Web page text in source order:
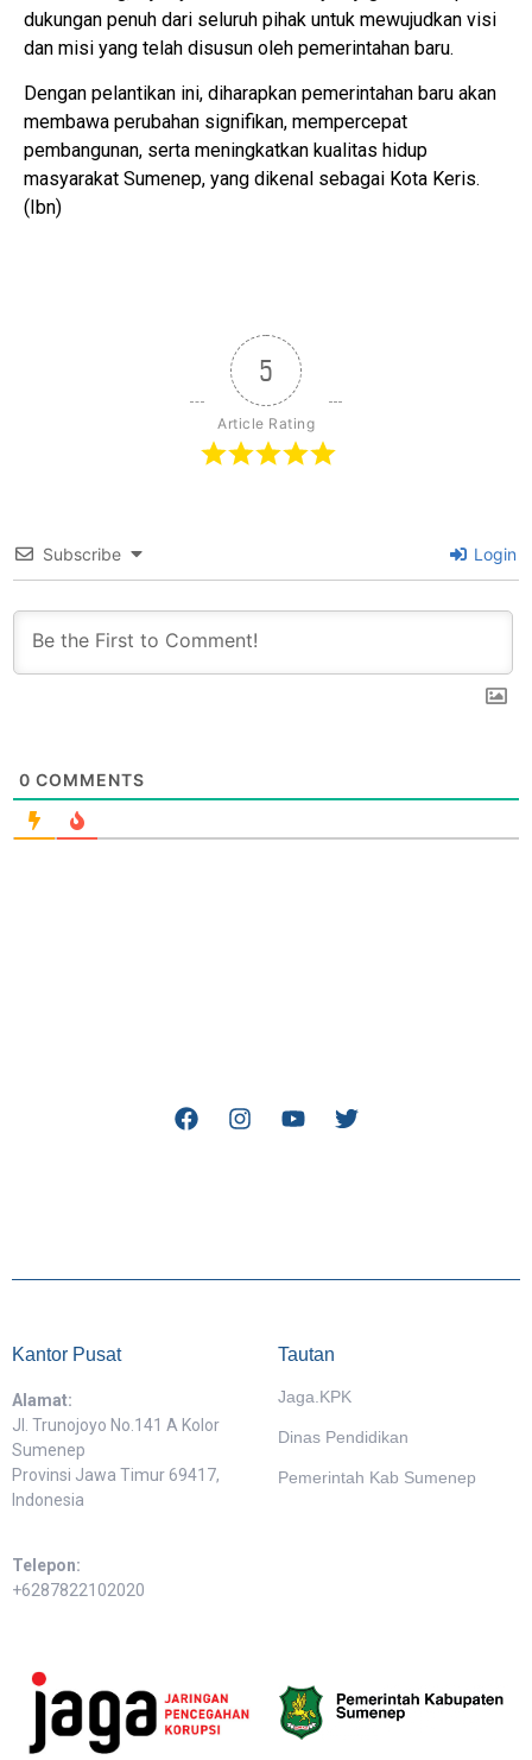
dukungan penuh dari seluruh pihak untuk mewujudkan visi
dan misi yang telah disusun oleh pemerintahan baru.
Dengan pelantikan ini, diharapkan pemerintahan baru akan
membawa perubahan signifikan, mempercepat
pembangunan, serta meningkatkan kualitas hidup
masyarakat Sumenep, yang dikenal sebagai Kota Keris.
(Ibn)
5
Article Rating
Subscribe Login
0 COMMENTS
Kantor Pusat
Alamat:
Jl. Trunojoyo No.141 A Kolor
Sumenep
Provinsi Jawa Timur 69417,
Indonesia
Telepon:
+6287822102020
Tautan
Jaga.KPK
Dinas Pendidikan
Pemerintah Kab Sumenep